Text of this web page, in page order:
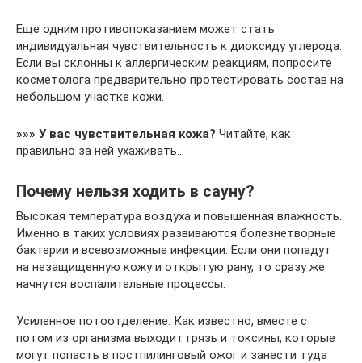
Еще одним противопоказанием может стать
индивидуальная чувствительность к диоксиду углерода.
Если вы склонны к аллергическим реакциям, попросите
косметолога предварительно протестировать состав на
небольшом участке кожи.
»»» У вас чувствительная кожа? Читайте, как
правильно за ней ухаживать…
Почему нельзя ходить в сауну?
Высокая температура воздуха и повышенная влажность.
Именно в таких условиях развиваются болезнетворные
бактерии и всевозможные инфекции. Если они попадут
на незащищенную кожу и открытую рану, то сразу же
начнутся воспалительные процессы.
Усиленное потоотделение. Как известно, вместе с
потом из организма выходит грязь и токсины, которые
могут попасть в постпилинговый ожог и занести туда